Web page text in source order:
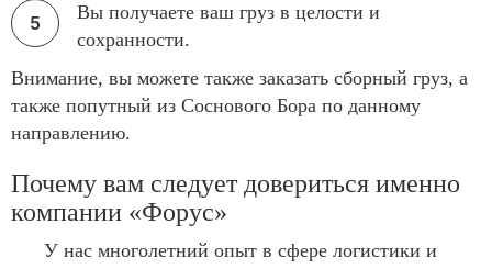
Вы получаете ваш груз в целости и
сохранности.
Внимание, вы можете также заказать сборный груз, а
также попутный из Соснового Бора по данному
направлению.
Почему вам следует довериться именно
компании «Форус»
У нас многолетний опыт в сфере логистики и